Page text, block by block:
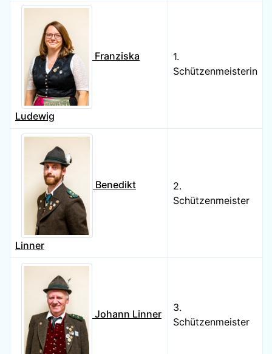
Name Details
Franziska
Ludewig
1.
Schützenmeisterin
Benedikt
Linner
2.
Schützenmeister
Johann Linner
3.
Schützenmeister